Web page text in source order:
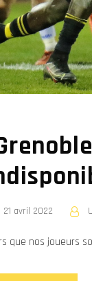
21 avril 2022
que nos joueurs